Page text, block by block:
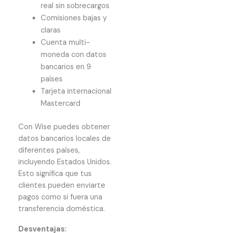
real sin sobrecargos
Comisiones bajas y
claras
Cuenta multi-
moneda con datos
bancarios en 9
países
Tarjeta internacional
Mastercard
Con Wise puedes obtener
datos bancarios locales de
diferentes países,
incluyendo Estados Unidos.
Esto significa que tus
clientes pueden enviarte
pagos como si fuera una
transferencia doméstica.
Desventajas: